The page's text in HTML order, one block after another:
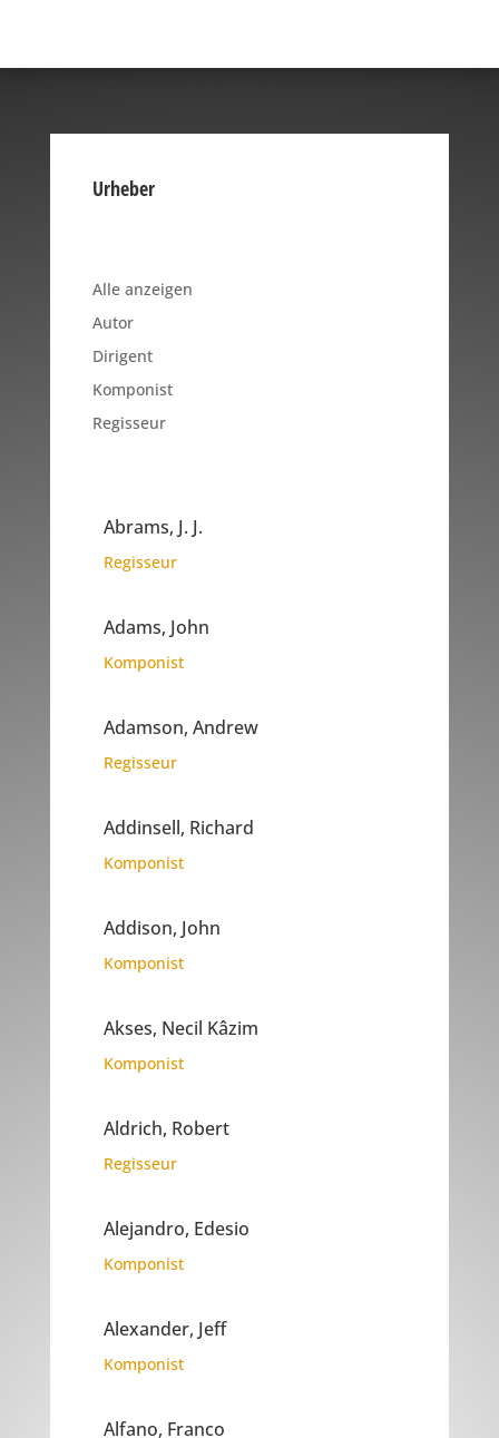
Urheber
Alle anzeigen
Autor
Dirigent
Komponist
Regisseur
Abrams, J. J.
Regisseur
Adams, John
Komponist
Adamson, Andrew
Regisseur
Addinsell, Richard
Komponist
Addison, John
Komponist
Akses, Necil Kâzim
Komponist
Aldrich, Robert
Regisseur
Alejandro, Edesio
Komponist
Alexander, Jeff
Komponist
Alfano, Franco